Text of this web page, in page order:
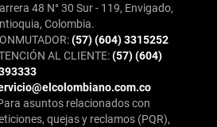
48 N° 30 Sur - 119, Envigado,
Colombia.
(57) (604) 3315252
AL CLIENTE:(57) (604)
asuntos relacionados con
quejas y reclamos (PQR),